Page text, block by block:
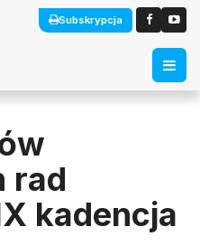
Subskrypcja
rad
kadencja